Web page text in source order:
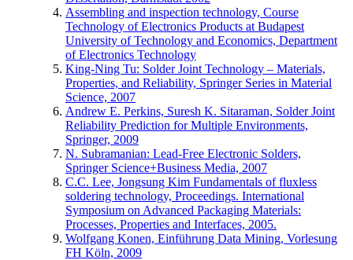
Assembling and inspection technology, Course
Technology of Electronics Products at Budapest
University of Technology and Economics, Department
of Electronics Technology
King-Ning Tu: Solder Joint Technology – Materials,
Properties, and Reliability, Springer Series in Material
Science, 2007
Andrew E. Perkins, Suresh K. Sitaraman, Solder Joint
Reliability Prediction for Multiple Environments,
Springer, 2009
N. Subramanian: Lead-Free Electronic Solders,
Springer Science+Business Media, 2007
C.C. Lee, Jongsung Kim Fundamentals of fluxless
soldering technology, Proceedings. International
Symposium on Advanced Packaging Materials:
Processes, Properties and Interfaces, 2005.
Wolfgang Konen, Einführung Data Mining, Vorlesung
FH Köln, 2009